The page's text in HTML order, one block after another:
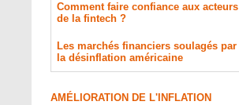
Comment faire confiance aux acteurs
de la fintech ?
Les marchés financiers soulagés par
la désinflation américaine
AMÉLIORATION DE L'INFLATION